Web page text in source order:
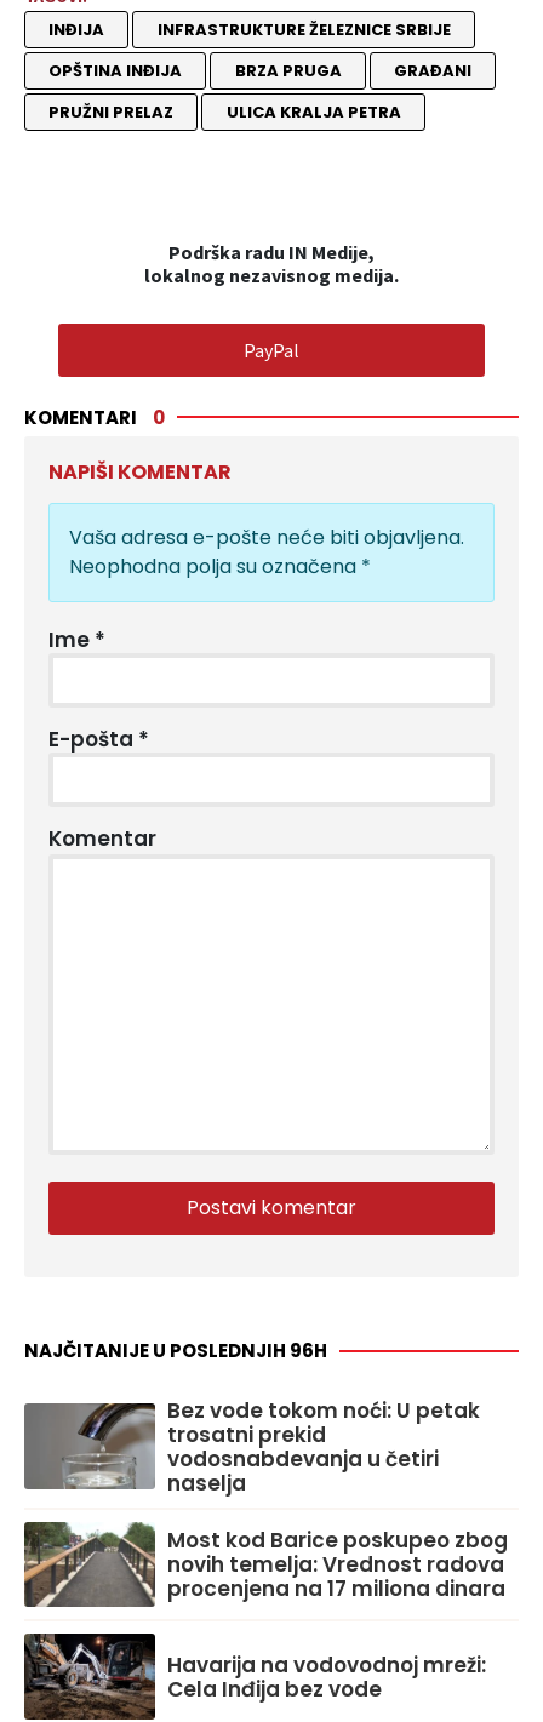
INĐIJA
INFRASTRUKTURE ŽELEZNICE SRBIJE
OPŠTINA INĐIJA
BRZA PRUGA
GRAĐANI
PRUŽNI PRELAZ
ULICA KRALJA PETRA
Podrška radu IN Medije,
lokalnog nezavisnog medija.
PayPal
KOMENTARI 0
NAPIŠI KOMENTAR
Vaša adresa e-pošte neće biti objavljena.
Neophodna polja su označena *
Ime *
E-pošta *
Komentar
NAJČITANIJE U POSLEDNJIH 96H
Bez vode tokom noći: U petak
trosatni prekid
vodosnabdevanja u četiri
naselja
Most kod Barice poskupeo zbog
novih temelja: Vrednost radova
procenjena na 17 miliona dinara
Havarija na vodovodnoj mreži:
Cela Inđija bez vode